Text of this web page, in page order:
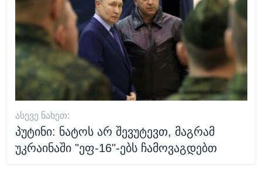
ᲐᲡᲔᲕᲔ ᲜᲐᲮᲔᲗ:
პუტინი: ნატოს არ შევუტევთ, მაგრამ
უკრაინაში "ეფ-16"-ებს ჩამოვაგდებთ